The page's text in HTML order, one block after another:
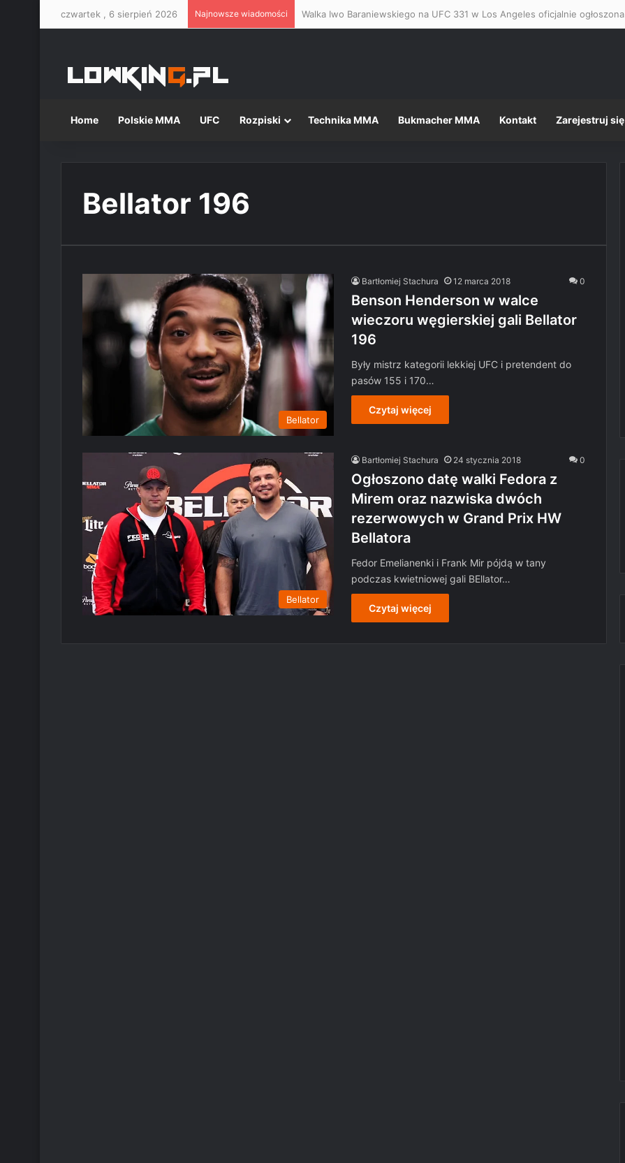
czwartek , 6 sierpień 2026 Najnowsze wiadomości
Home Polskie MMA UFC Rozpiski Technika MMA Bukmacher MMA Kontakt Zarejestruj się
Bellator 196
Bellator
Bartłomiej Stachura 12 marca 2018 0
Benson Henderson w walce
wieczoru węgierskiej gali Bellator
196
Były mistrz kategorii lekkiej UFC i pretendent do
pasów 155 i 170…
Czytaj więcej
Bellator
Bartłomiej Stachura 24 stycznia 2018 0
Ogłoszono datę walki Fedora z
Mirem oraz nazwiska dwóch
rezerwowych w Grand Prix HW
Bellatora
Fedor Emelianenki i Frank Mir pójdą w tany
podczas kwietniowej gali BEllator…
Czytaj więcej